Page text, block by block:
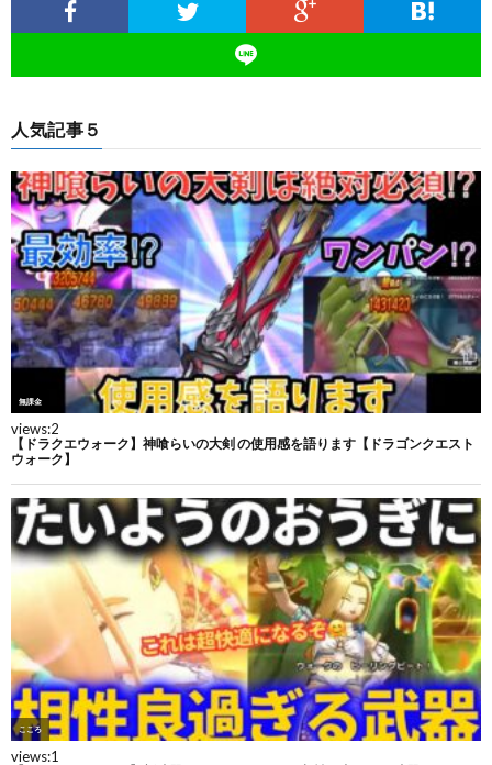
人気記事５